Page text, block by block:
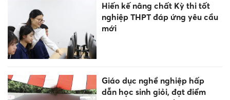
Hiến kế nâng chất Kỳ thi tốt
nghiệp THPT đáp ứng yêu cầu
mới
Giáo dục nghề nghiệp hấp
dẫn học sinh giỏi, đạt điểm